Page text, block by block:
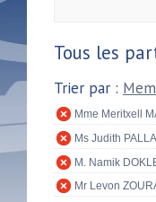
Tous les
Trier par :
Mme Meritxell
Ms Judith
M. Namik
Mr Levon